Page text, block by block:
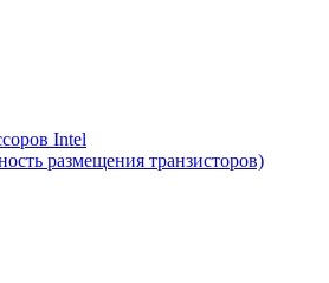
Intel
размещения транзисторов)